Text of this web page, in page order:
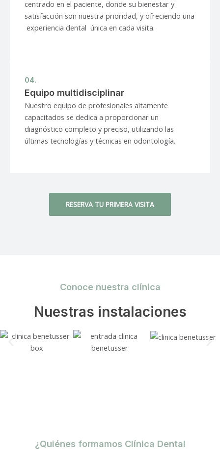
centrado en el paciente, donde su bienestar y
satisfacción son nuestra prioridad, y ofreciendo una
experiencia dental única en cada visita.
04.
Equipo multidisciplinar
Nuestro equipo de profesionales altamente
capacitados se dedica a proporcionar un
diagnóstico completo y preciso, utilizando las
últimas tecnologías y técnicas en odontología.
RESERVA TU PRIMERA VISITA
Conoce nuestra clínica
Nuestras instalaciones
¿Quiénes formamos Clínica Dental